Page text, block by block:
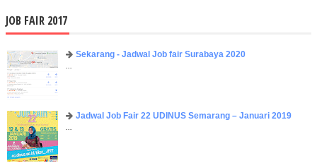
JOB FAIR 2017
Sekarang - Jadwal Job fair Surabaya 2020
Jadwal Job Fair 22 UDINUS Semarang – Januari 2019